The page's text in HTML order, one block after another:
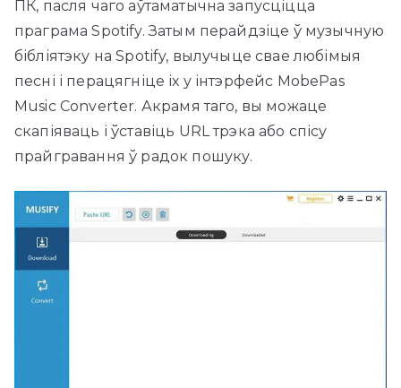
ПК, пасля чаго аўтаматычна запусціцца
праграма Spotify. Затым перайдзіце ў музычную
бібліятэку на Spotify, вылучыце свае любімыя
песні і перацягніце іх у інтэрфейс MobePas
Music Converter. Акрамя таго, вы можаце
скапіяваць і ўставіць URL трэка або спісу
прайгравання ў радок пошуку.